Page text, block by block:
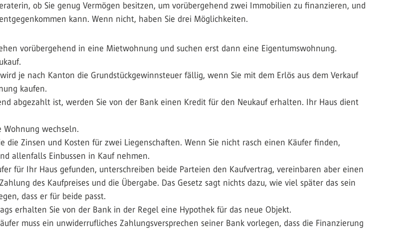
ob Sie genug Vermögen besitzen, um vorübergehend zwei Immobilien zu finanzieren, und
kann. Wenn nicht, haben Sie drei Möglichkeiten.
vorübergehend in eine Mietwohnung und suchen erst dann eine Eigentumswohnung.
je nach Kanton die Grundstückgewinnsteuer fällig, wenn Sie mit dem Erlös aus dem Verkauf
kaufen.
abgezahlt ist, werden Sie von der Bank einen Kredit für den Neukauf erhalten. Ihr Haus dient
Wohnung wechseln.
die Zinsen und Kosten für zwei Liegenschaften. Wenn Sie nicht rasch einen Käufer finden,
allenfalls Einbussen in Kauf nehmen.
für Ihr Haus gefunden, unterschreiben beide Parteien den Kaufvertrag, vereinbaren aber einen
des Kaufpreises und die Übergabe. Das Gesetz sagt nichts dazu, wie viel später das sein
dass er für beide passt.
erhalten Sie von der Bank in der Regel eine Hypothek für das neue Objekt.
muss ein unwiderrufliches Zahlungsversprechen seiner Bank vorlegen, dass die Finanzierung